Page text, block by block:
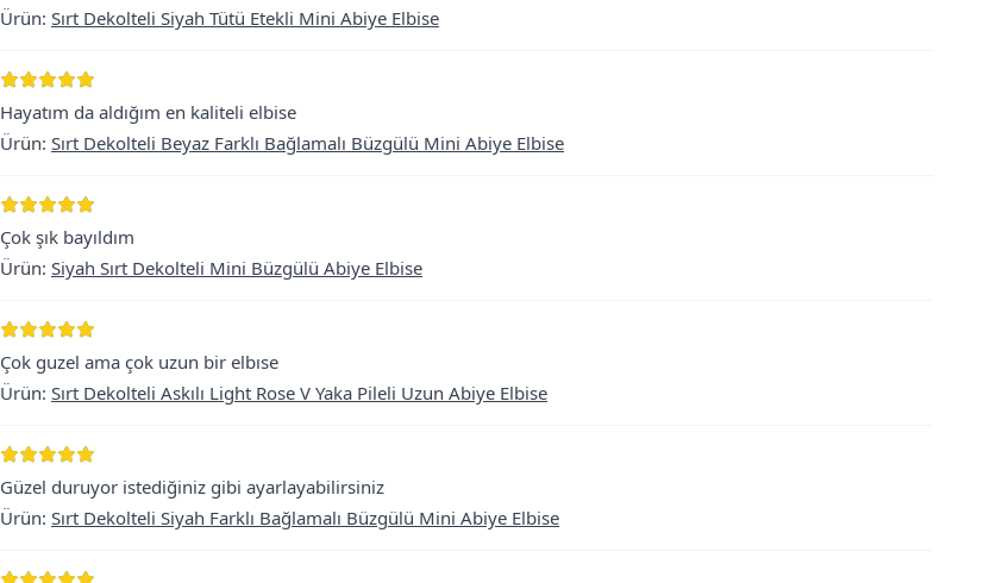
Ürün: Sırt Dekolteli Siyah Tütü Etekli Mini Abiye Elbise
Hayatım da aldığım en kaliteli elbise
Ürün: Sırt Dekolteli Beyaz Farklı Bağlamalı Büzgülü Mini Abiye Elbise
Çok şık bayıldım
Ürün: Siyah Sırt Dekolteli Mini Büzgülü Abiye Elbise
Çok guzel ama çok uzun bir elbıse
Ürün: Sırt Dekolteli Askılı Light Rose V Yaka Pileli Uzun Abiye Elbise
Güzel duruyor istediğiniz gibi ayarlayabilirsiniz
Ürün: Sırt Dekolteli Siyah Farklı Bağlamalı Büzgülü Mini Abiye Elbise